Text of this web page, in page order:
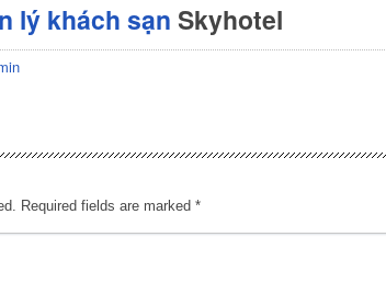
lý khách sạn Skyhotel
Required fields are marked *